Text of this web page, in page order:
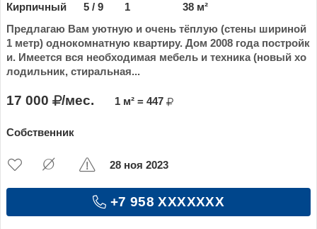
Кирпичный 5 / 9 1
38 м²
Предлагаю Вам уютную и очень тёплую (стены шириной
1 метр) однокомнатную квартиру. Дом 2008 года постройк
и. Имеется вся необходимая мебель и техника (новый хо
лодильник, стиральная...
17 000 /мес. 1 м² = 447
Собственник
+7 958 XXXXXXX
28 ноя 2023